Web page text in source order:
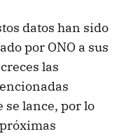
datos han sido
por ONO a sus
las
se lance, por lo